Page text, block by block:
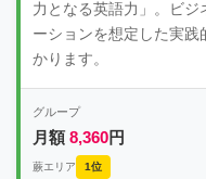
力となる英語力」。ビ
ーションを想定した実
かります。
グループ
月額8,360円
蕨エリア 1位